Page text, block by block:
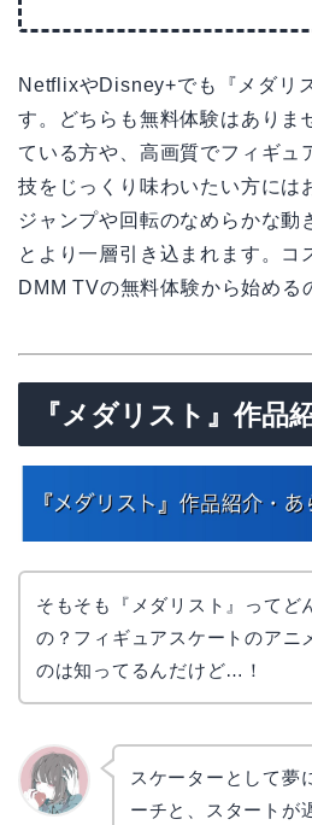
NetflixやDisney+でも『メダリ
す。どちらも無料体験はありま
ている方や、高画質でフィギュ
技をじっくり味わいたい方には
ジャンプや回転のなめらかな動
とより一層引き込まれます。コ
DMM TVの無料体験から始める
『メダリスト』作品
そもそも『メダリスト』ってど
の？フィギュアスケートのアニ
のは知ってるんだけど…！
スケーターとして夢
ーチと、スタートが